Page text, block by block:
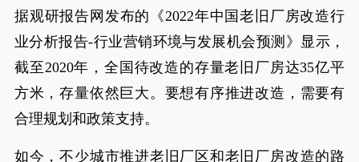
据观研报告网发布的《2022年中国老旧厂房改造行
业分析报告-行业营销环境与发展机会预测》显示，
截至2020年，全国待改造的存量老旧厂房达35亿平
方米，存量依然巨大。要想有序推进改造，需要有
合理规划和政策支持。
如今，不少城市推进老旧厂区和老旧厂房改造的路